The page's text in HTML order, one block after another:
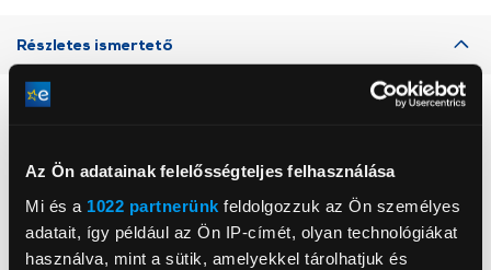
Az Ön adatainak felelősségteljes felhasználása
Mi és a 1022 partnerünk feldolgozzuk az Ön személyes
adatait, így például az Ön IP-címét, olyan technológiákat
használva, mint a sütik, amelyekkel tárolhatjuk és
Részletes ismertető